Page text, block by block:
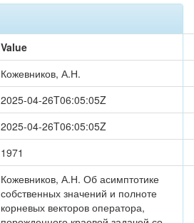
Value
Кожевников, А.Н.
2025-04-26T06:05:05Z
2025-04-26T06:05:05Z
1971
Кожевников, А.Н. Об асимптотике
собственных значений и полноте
корневых векторов оператора,